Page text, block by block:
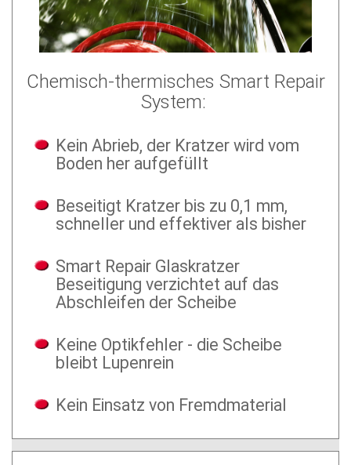
Chemisch-thermisches Smart Repair
System:
Kein Abrieb, der Kratzer wird vom
Boden her aufgefüllt
Beseitigt Kratzer bis zu 0,1 mm,
schneller und effektiver als bisher
Smart Repair Glaskratzer
Beseitigung verzichtet auf das
Abschleifen der Scheibe
Keine Optikfehler - die Scheibe
bleibt Lupenrein
Kein Einsatz von Fremdmaterial